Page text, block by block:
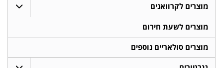
מוצרים לקרוואנים
מוצרים לשעת חירום
מוצרים סולאריים נוספים